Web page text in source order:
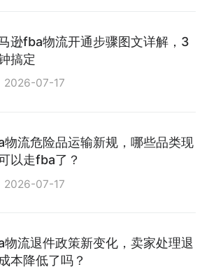
逊fba物流开通步骤图文详解，3
搞定
2026-07-17
物流危险品运输新规，哪些品类现
以走fba了？
2026-07-17
物流退件政策新变化，卖家处理退
本降低了吗？